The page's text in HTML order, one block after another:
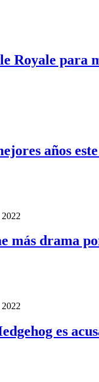
Royale para
años
más drama
es